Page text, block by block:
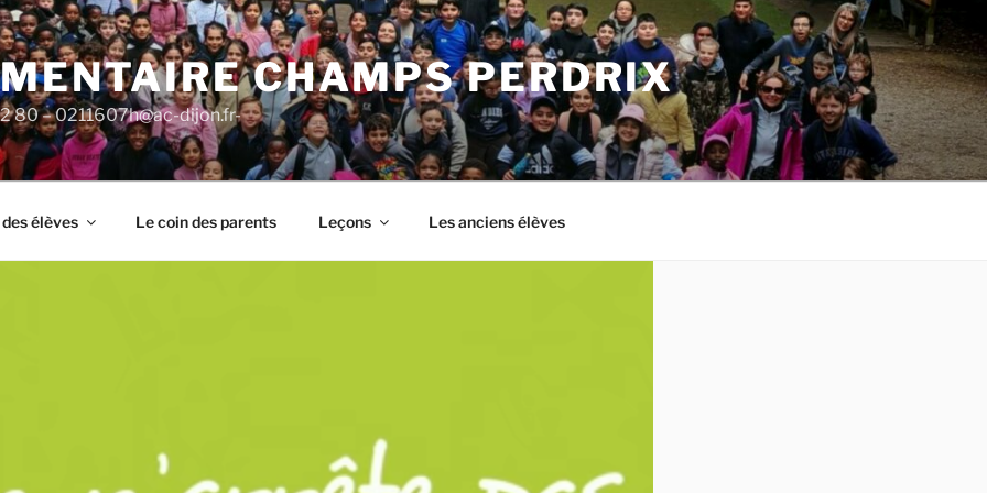
CHAMPS PERDRIX
80 – 0211607h@ac-dijon.fr-
élèves Le coin des parents Leçons Les anciens élèves